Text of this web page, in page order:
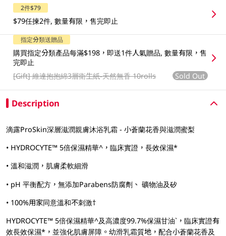
2件$79
$79任揀2件, 數量有限，售完即止
指定分類送贈品
購買指定分類產品每滿$198，即送1件人氣贈品, 數量有限，售
完即止
[Gift]維達抱抱綿3層衛生紙-天然無香 10rolls Sold Out
Description
滴露ProSkin深層滋潤親膚沐浴乳霜 -​ 小蒼蘭花香與滋潤蜜梨
• HYDROCYTE™ 5倍保濕精華^，臨床實證，長效保濕*
• 溫和滋潤，肌膚柔軟細滑
• pH 平衡配方，無添加Parabens防腐劑、 礦物油及矽
• 100%用家同意溫和不刺激†
HYDROCYTE™ 5倍保濕精華^及高濃度99.7%保濕甘油`，臨床實證有
效長效保濕*，並強化肌膚屏障。幼滑乳霜質地，配合小蒼蘭花香及